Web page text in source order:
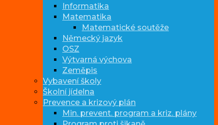
Informatika
Matematika
Matematické soutěže
Německý jazyk
OSZ
Výtvarná výchova
Zeměpis
Vybavení školy
Školní jídelna
Prevence a krizový plán
Min. prevent. program a kriz. plány